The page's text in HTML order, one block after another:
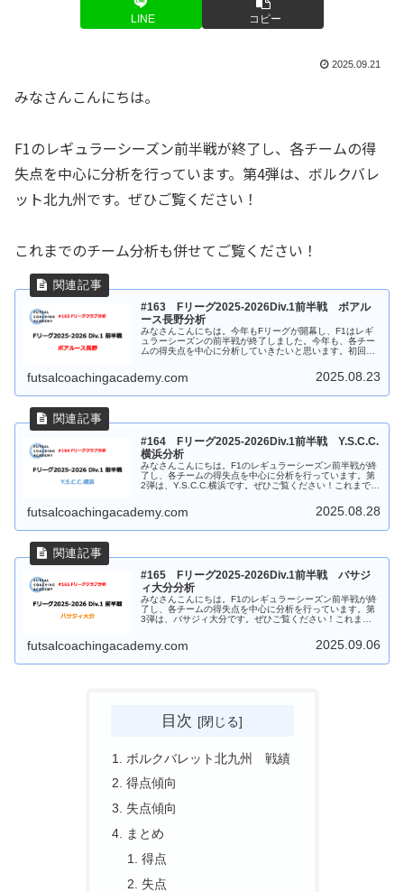
LINE コピー
2025.09.21
みなさんこんにちは。
F1のレギュラーシーズン前半戦が終了し、各チームの得
失点を中心に分析を行っています。第4弾は、ボルクバレ
ット北九州です。ぜひご覧ください！
これまでのチーム分析も併せてご覧ください！
#163 Fリーグ2025-2026Div.1前半戦 ボアル
ース長野分析
みなさんこんにちは。今年もFリーグが開幕し、F1はレギ
ュラーシーズンの前半戦が終了しました。今年も、各チー
ムの得失点を中心に分析していきたいと思います。初回は
futsalcoachingacademy.com 2025.08.23
#164 Fリーグ2025-2026Div.1前半戦 Y.S.C.C.
横浜分析
みなさんこんにちは。F1のレギュラーシーズン前半戦が終
了し、各チームの得失点を中心に分析を行っています。第
2弾は、Y.S.C.C.横浜です。ぜひご覧ください！これまでの
futsalcoachingacademy.com 2025.08.28
#165 Fリーグ2025-2026Div.1前半戦 バサジ
ィ大分分析
みなさんこんにちは。F1のレギュラーシーズン前半戦が終
了し、各チームの得失点を中心に分析を行っています。第
3弾は、バサジィ大分です。ぜひご覧ください！これまで
futsalcoachingacademy.com 2025.09.06
目次
ボルクバレット北九州 戦績
得点傾向
失点傾向
まとめ
得点
失点